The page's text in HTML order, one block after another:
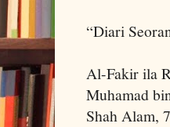
“Diari
Al-Fakir ila
Muhamad
Shah Alam,